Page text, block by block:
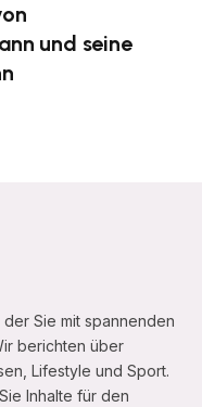
und seine
Sie mit spannenden
berichten über
Lifestyle und Sport.
Inhalte für den